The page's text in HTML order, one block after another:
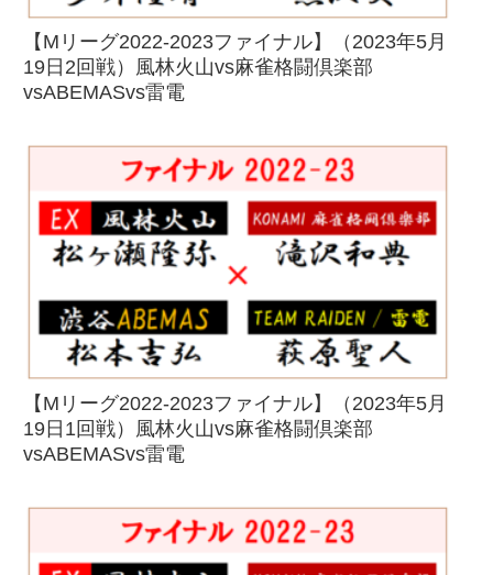
【Mリーグ2022-2023ファイナル】（2023年5月
19日2回戦）風林火山vs麻雀格闘倶楽部
vsABEMASvs雷電
【Mリーグ2022-2023ファイナル】（2023年5月
19日1回戦）風林火山vs麻雀格闘倶楽部
vsABEMASvs雷電